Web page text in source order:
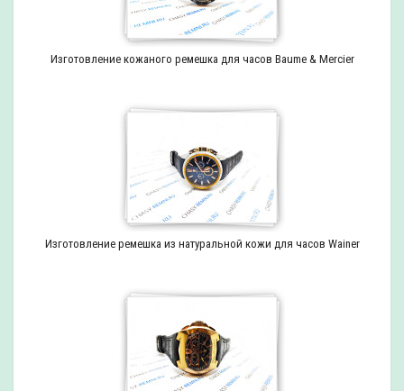
Изготовление кожаного ремешка для часов Baume & Mercier
Изготовление ремешка из натуральной кожи для часов Wainer